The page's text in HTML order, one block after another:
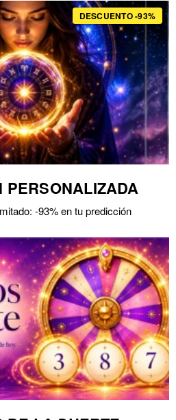
DESCUENTO -93%
PERSONALIZADA
-93% en tu predicción